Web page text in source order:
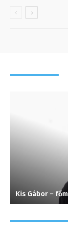
Kis Gábor –